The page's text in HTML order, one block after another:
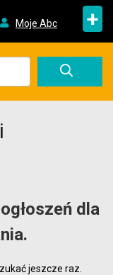
Moje Abc +
dla
jeszcze raz.